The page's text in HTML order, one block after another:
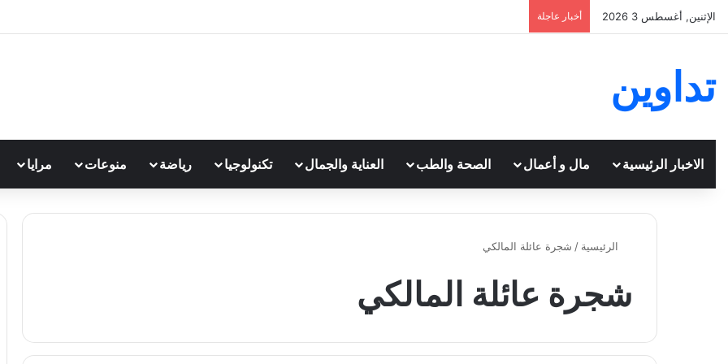
الإثنين, أغسطس 3 2026 أخبار عاجلة
تداوين
الاخبار الرئيسية مال و أعمال الصحة والطب العناية والجمال تكنولوجيا رياضة منوعات مرايا
الرئيسية / شجرة عائلة المالكي
شجرة عائلة المالكي